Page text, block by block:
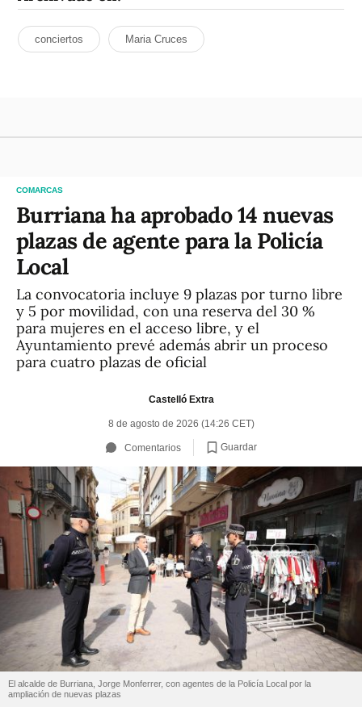
conciertos Maria Cruces
COMARCAS
Burriana ha aprobado 14 nuevas
plazas de agente para la Policía
Local
La convocatoria incluye 9 plazas por turno libre
y 5 por movilidad, con una reserva del 30 %
para mujeres en el acceso libre, y el
Ayuntamiento prevé además abrir un proceso
para cuatro plazas de oficial
Castelló Extra
8 de agosto de 2026 (14:26 CET)
Comentarios Guardar
El alcalde de Burriana, Jorge Monferrer, con agentes de la Policía Local por la
ampliación de nuevas plazas